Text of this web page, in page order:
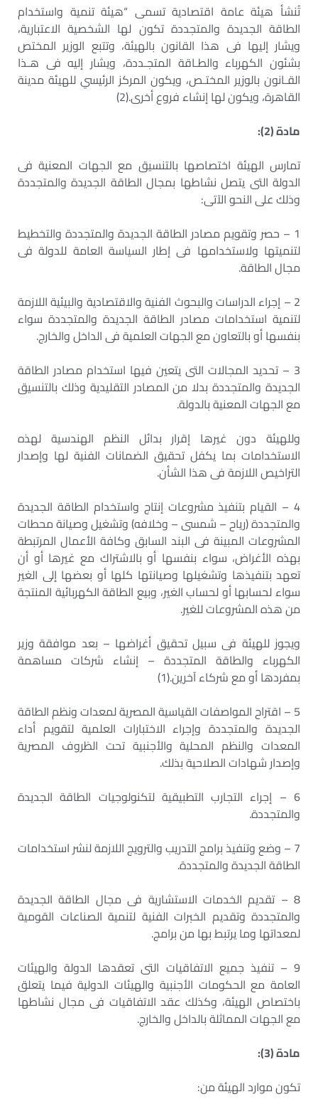
تُنشأ هيئة عامة اقتصادية تسمى “هيئة تنمية واستخدام
الطاقة الجديدة والمتجددة تكون لها الشخصية الاعتبارية،
ويشار إليها فى هذا القانون بالهيئة، وتتبع الوزير المختص
بشئون الكهرباء والطـاقة المتجـددة، ويشار إليه فى هـذا
القـانون بالوزير المختـص، ويكون المركز الرئيسي للهيئة مدينة
القاهرة، ويكون لها إنشاء فروع أخرى.(2)
مادة (2):
تمارس الهيئة اختصاصها بالتنسيق مع الجهات المعنية فى
الدولة التى يتصل نشاطها بمجال الطاقة الجديدة والمتجددة
وذلك على النحو الآتى:
1 – حصر وتقويم مصادر الطاقة الجديدة والمتجددة والتخطيط
لتنميتها ولاستخدامها فى إطار السياسة العامة للدولة فى
مجال الطاقة.
2 – إجراء الدراسات والبحوث الفنية والاقتصادية والبيئية اللازمة
لتنمية استخدامات مصادر الطاقة الجديدة والمتجددة سواء
بنفسها أو بالتعاون مع الجهات العلمية فى الداخل والخارج.
3 – تحديد المجالات التى يتعين فيها استخدام مصادر الطاقة
الجديدة والمتجددة بدلا من المصادر التقليدية وذلك بالتنسيق
مع الجهات المعنية بالدولة.
وللهيئة دون غيرها إقرار بدائل النظم الهندسية لهذه
الاستخدامات بما يكفل تحقيق الضمانات الفنية لها وإصدار
التراخيص اللازمة فى هذا الشأن.
4 – القيام بتنفيذ مشروعات إنتاج واستخدام الطاقة الجديدة
والمتجددة (رياح – شمسى – وخلافه) وتشغيل وصيانة محطات
المشروعات المبينة فى البند السابق وكافة الأعمال المرتبطة
بهذه الأغراض، سواء بنفسها أو بالاشتراك مع غيرها أو أن
تعهد بتنفيذها وتشغيلها وصيانتها كلها أو بعضها إلى الغير
سواء لحسابها أو لحساب الغير، وبيع الطاقة الكهربائية المنتجة
من هذه المشروعات للغير.
ويجوز للهيئة فى سبيل تحقيق أغراضها – بعد موافقة وزير
الكهرباء والطاقة المتجددة – إنشاء شركات مساهمة
بمفردها أو مع شركاء آخرين.(1)
5 – اقتراح المواصفات القياسية المصرية لمعدات ونظم الطاقة
الجديدة والمتجددة وإجراء الاختبارات العلمية لتقويم أداء
المعدات والنظم المحلية والأجنبية تحت الظروف المصرية
وإصدار شهادات الصلاحية بذلك.
6 – إجراء التجارب التطبيقية لتكنولوجيات الطاقة الجديدة
والمتجددة.
7 – وضع وتنفيذ برامج التدريب والترويج اللازمة لنشر استخدامات
الطاقة الجديدة والمتجددة.
8 – تقديم الخدمات الاستشارية فى مجال الطاقة الجديدة
والمتجددة وتقديم الخبرات الفنية لتنمية الصناعات القومية
لمعداتها وما يرتبط بها من برامج.
9 – تنفيذ جميع الاتفاقيات التى تعقدها الدولة والهيئات
العامة مع الحكومات الأجنبية والهيئات الدولية فيما يتعلق
باختصاص الهيئة، وكذلك عقد الاتفاقيات فى مجال نشاطها
مع الجهات المماثلة بالداخل والخارج.
مادة (3):
تكون موارد الهيئة من: